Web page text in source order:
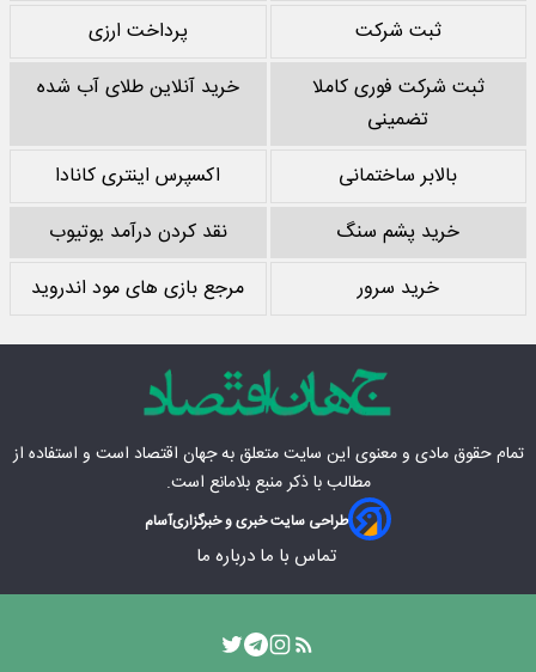
ثبت شرکت
پرداخت ارزی
ثبت شرکت فوری کاملا
تضمینی
خرید آنلاین طلای آب شده
بالابر ساختمانی
اکسپرس اینتری کانادا
خرید پشم سنگ
نقد کردن درآمد یوتیوب
خرید سرور
مرجع بازی های مود اندروید
تمام حقوق مادی‌ و معنوی این سایت متعلق بهجهان اقتصاد است و استفاده از
مطالب با ذکر منبع بلامانع است.
طراحی سایت خبری و خبرگزاریآسام
تماس با ما درباره ما